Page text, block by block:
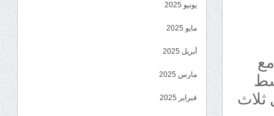
ثلاث
يونيو 2025
مايو 2025
أبريل 2025
مارس 2025
فبراير 2025